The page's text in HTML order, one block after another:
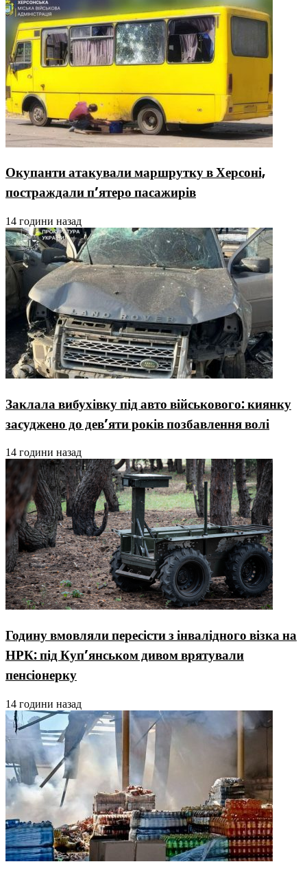
Окупанти атакували маршрутку в Херсоні,
постраждали п’ятеро пасажирів
14 години назад
Заклала вибухівку під авто військового: киянку
засуджено до дев’яти років позбавлення волі
14 години назад
Годину вмовляли пересісти з інвалідного візка на
НРК: під Куп’янськом дивом врятували
пенсіонерку
14 години назад